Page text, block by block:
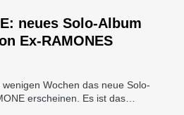
neues Solo-Album
Ex-RAMONES
wenigen Wochen das neue Solo-
erscheinen. Es ist das…